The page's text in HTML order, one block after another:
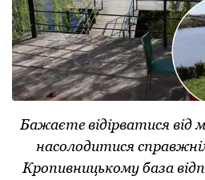
Бажаєте відірватися від
насолодитися
Кропивницькому база